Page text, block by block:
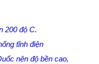
200 độ C.
tĩnh điện
nên độ bền cao,